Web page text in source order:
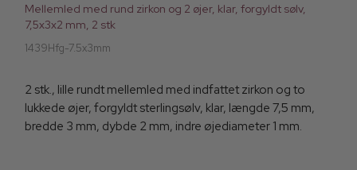
Mellemled med rund zirkon og 2 øjer, klar, forgyldt sølv,
7,5x3x2 mm, 2 stk
1439Hfg-7.5x3mm
2 stk., lille rundt mellemled med indfattet zirkon og to
lukkede øjer, forgyldt sterlingsølv, klar, længde 7,5 mm,
bredde 3 mm, dybde 2 mm, indre øjediameter 1 mm.